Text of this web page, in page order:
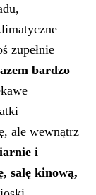
zupełnie
bardzo
ale wewnątrz
i
salę kinową,